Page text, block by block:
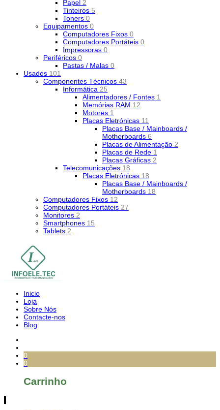
Papel 2
Tinteiros 5
Toners 0
Equipamentos 0
Computadores Fixos 0
Computadores Portáteis 0
Impressoras 0
Periféricos 0
Pastas / Malas 0
Usados 101
Componentes Técnicos 43
Informática 25
Alimentadores / Fontes 1
Memórias RAM 12
Motores 1
Placas Eletrónicas 11
Placas Base / Mainboards /
Motherboards 6
Placas de Alimentação 2
Placas de Rede 1
Placas Gráficas 2
Telecomunicações 18
Placas Eletrónicas 18
Placas Base / Mainboards /
Motherboards 18
Computadores Fixos 12
Computadores Portáteis 27
Monitores 2
Smartphones 15
Tablets 2
Inicio
Loja
Sobre Nós
Contacte-nos
Blog
0
0
Carrinho